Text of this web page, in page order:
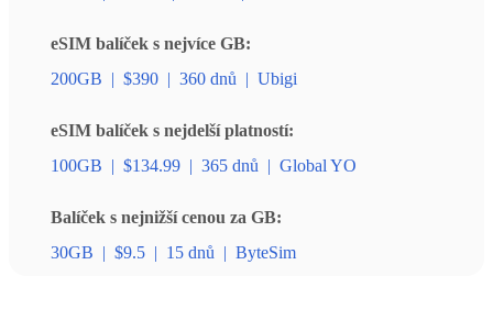
eSIM balíček s nejvíce GB:
200GB | $390 | 360 dnů | Ubigi
eSIM balíček s nejdelší platností:
100GB | $134.99 | 365 dnů | Global YO
Balíček s nejnižší cenou za GB:
30GB | $9.5 | 15 dnů | ByteSim